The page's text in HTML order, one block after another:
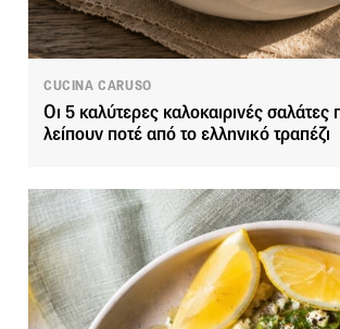
CUCINA CARUSO
Οι 5 καλύτερες καλοκαιρινές σαλάτες
λείπουν ποτέ από το ελληνικό τραπέζι